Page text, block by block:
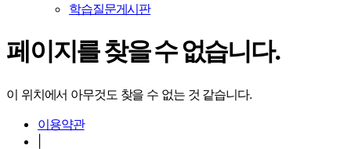
학습질문게시판
페이지를 찾을 수 없습니다.
이 위치에서 아무것도 찾을 수 없는 것 같습니다.
이용약관